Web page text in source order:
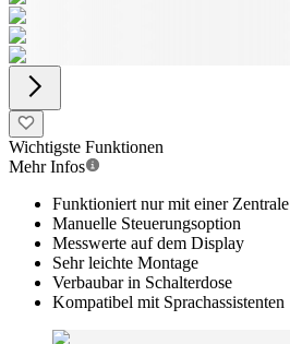
Wichtigste Funktionen
Mehr Infos
Funktioniert nur mit einer Zentrale
Manuelle Steuerungsoption
Messwerte auf dem Display
Sehr leichte Montage
Verbaubar in Schalterdose
Kompatibel mit Sprachassistenten